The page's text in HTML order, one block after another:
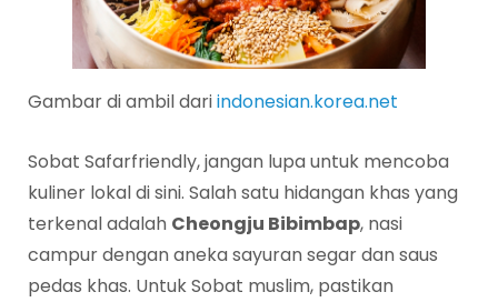
Gambar di ambil dariindonesian.korea.net
Sobat Safarfriendly, jangan lupa untuk mencoba
kuliner lokal di sini. Salah satu hidangan khas yang
terkenal adalah Cheongju Bibimbap, nasi
campur dengan aneka sayuran segar dan saus
pedas khas. Untuk Sobat muslim, pastikan